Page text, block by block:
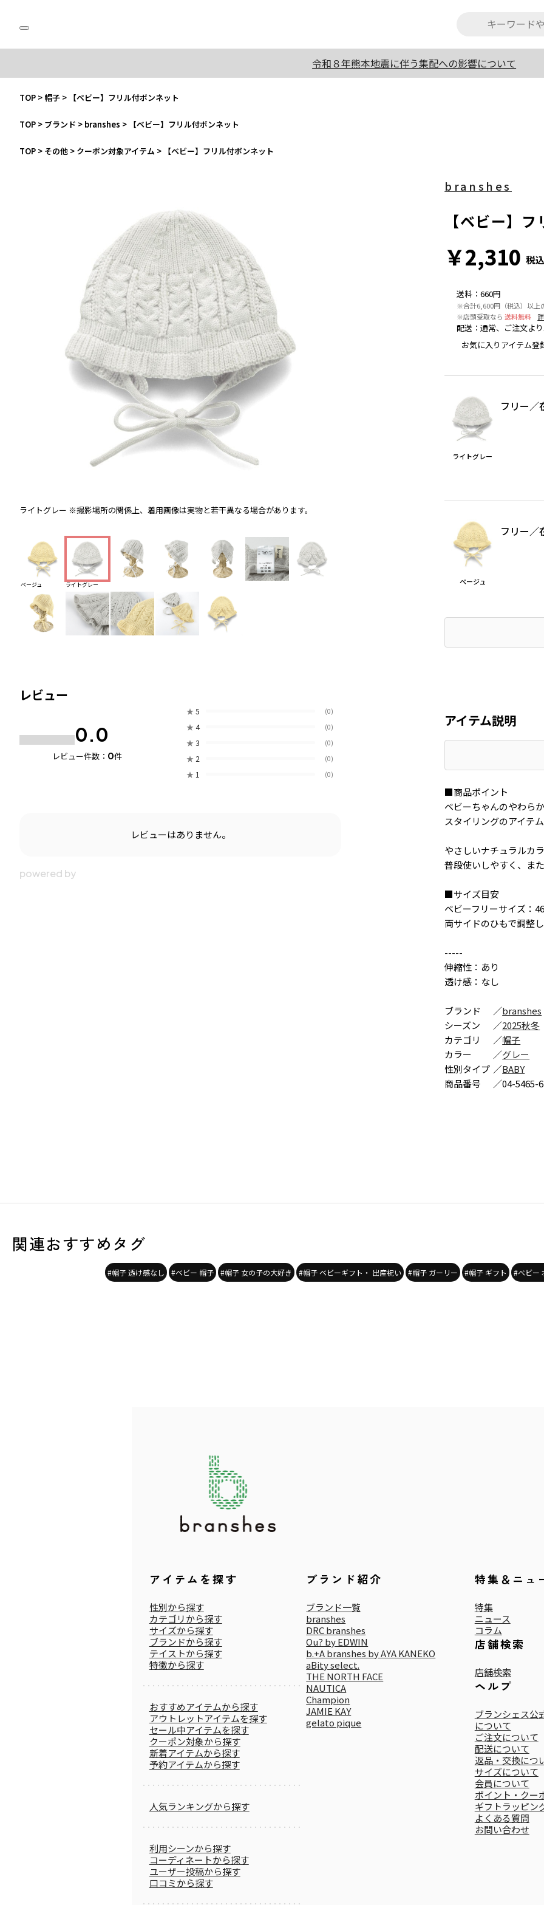
令和８年熊本地震に伴う集配への影響について
TOP > 帽子 > 【ベビー】フリル付ボンネット
TOP > ブランド > branshes > 【ベビー】フリル付ボンネット
TOP > その他 > クーポン対象アイテム > 【ベビー】フリル付ボンネット
ライトグレー ※撮影場所の関係上、着用画像は実物と若干異なる場合があります。
ベージュ ライトグレー
レビュー
0.0
レビュー件数： 0件
★ 5 (0)
★ 4 (0)
★ 3 (0)
★ 2 (0)
★ 1 (0)
レビューはありません。
送料 ：660円
※合計6,600円（税込）以上
※店頭受取なら 送料無料
配送 ：通常、ご注文よ
お気に入りアイテム登
branshes
【ベビー】
￥2,310 税込
ライトグレー
フリー／
ベージュ
フリー／
アイテム説明
■商品ポイント
ベビーちゃんのやわら
スタイリングのアイテ
やさしいナチュラルカ
普段使いしやすく、ま
■サイズ目安
ベビーフリーサイズ：
両サイドのひもで調整
-----
伸縮性：あり
透け感：なし
ブランド ／branshes
シーズン
／2025秋冬
カテゴリ
／帽子
カラー
／グレー
性別タイプ ／BABY
商品番号
／04-5465-
関連おすすめタグ
#帽子 透け感なし #ベビー 帽子 #帽子 女の子の大好き #帽子 ベビーギフト・ 出産祝い #帽子 ガーリー #帽子 ギフト #ベビー
アイテムを探す
性別から探す
カテゴリから探す
サイズから探す
ブランドから探す
テイストから探す
特徴から探す
おすすめアイテムから探す
アウトレットアイテムを探す
セール中アイテムを探す
クーポン対象から探す
新着アイテムから探す
予約アイテムから探す
人気ランキングから探す
利用シーンから探す
コーディネートから探す
ユーザー投稿から探す
口コミから探す
ブランド紹介
ブランド一覧
branshes
DRC branshes
Ou? by EDWIN
b.+A branshes by AYA KANEKO
aBity select.
THE NORTH FACE
NAUTICA
Champion
JAMIE KAY
gelato pique
特集＆ニュ
特集
ニュース
コラム
店舗検索
店舗検索
ヘルプ
ブランシェス公
について
ご注文について
配送について
返品・交換につ
サイズについて
会員について
ポイント・クー
ギフトラッピン
よくある質問
お問い合わせ